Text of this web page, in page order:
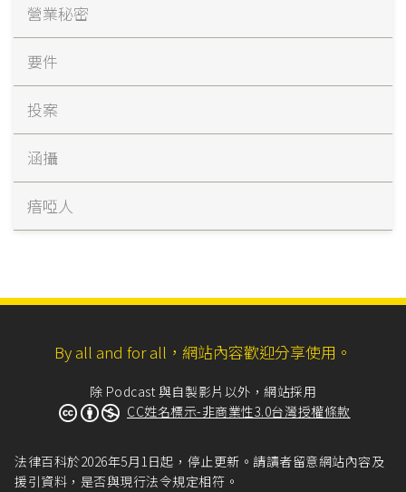
營業秘密
要件
投案
涵攝
瘖啞人
By all and for all，網站內容歡迎分享使用。
除 Podcast 與自製影片以外，網站採用
CC姓名標示-非商業性3.0台灣授權條款
法律百科於2026年5月1日起，停止更新。請讀者留意網站內容及
援引資料，是否與現行法令規定相符。